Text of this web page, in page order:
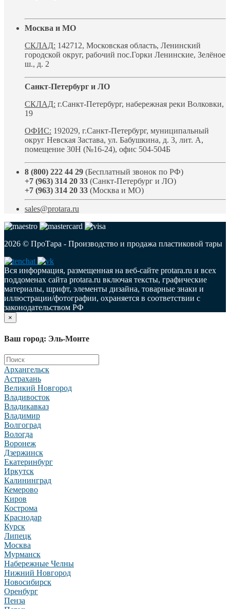
Москва и МО
СКЛАД: 142712, Московская область, Ленинский
городской округ, рабочий пос.Горки Ленинские, Зелёное
ш., д. 2
Санкт-Петербург и ЛО
СКЛАД: г.Санкт-Петербург, набережная реки Волковки,
19
ОФИС: 192029, г.Санкт-Петербург, муниципальный
округ Невская Застава, ул. Бабушкина, д. 3, лит. А,
помещение 30Н (№16-24), офис 504-504Б
8 (800) 222 44 29 (Бесплатный звонок по РФ)
+7 (963) 314 20 33 (Санкт-Петербург и ЛО)
+7 (963) 314 20 33 (Москва и МО)
sales@protara.ru
2026 © ПроТара - Производство и продажа пластиковой тары
Вся информация, размещенная на веб-сайте protara.ru и всех
поддоменах сайта protara.ru включая тексты, графические
материалы, шрифт, элементы дизайна, товарные знаки и
иллюстрации/фотографии, охраняется в соответствии с
законодательством РФ
×
Ваш город: Эль-Монте
Архангельск
Астрахань
Великий Новгород
Владивосток
Владикавказ
Владимир
Волгоград
Вологда
Воронеж
Дзержинск
Екатеринбург
Иркутск
Калининград
Кемерово
Киров
Кострома
Краснодар
Курск
Липецк
Москва
Мурманск
Набережные Челны
Нижний Новгород
Новосибирск
Оренбург
Пенза